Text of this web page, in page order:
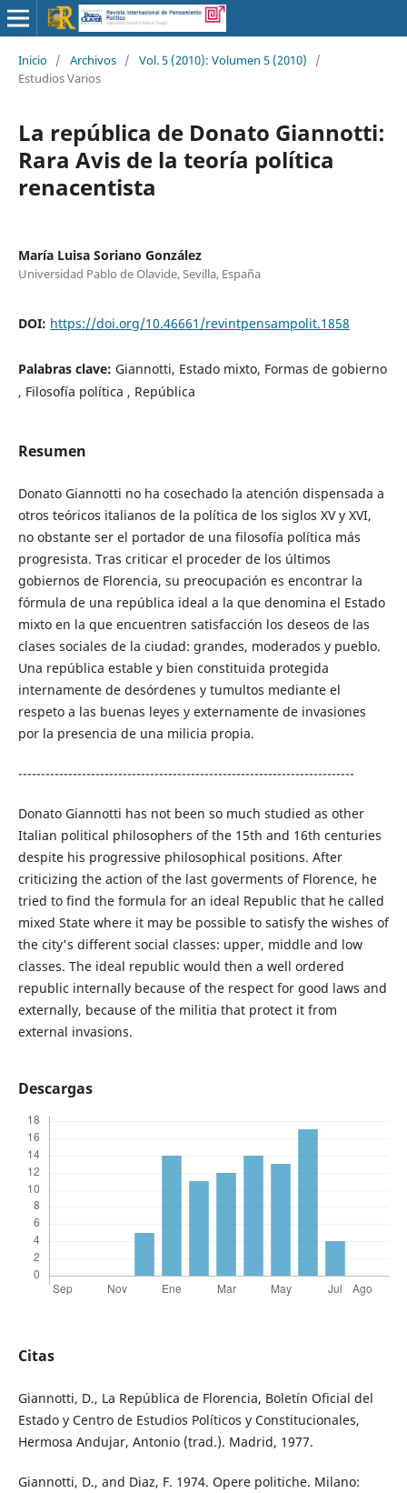
Inicio / Archivos / Vol. 5 (2010): Volumen 5 (2010)
/
Estudios Varios
La república de Donato Giannotti:
Rara Avis de la teoría política
renacentista
María Luisa Soriano González
Universidad Pablo de Olavide, Sevilla, España
DOI: https://doi.org/10.46661/revintpensampolit.1858
Palabras clave: Giannotti, Estado mixto, Formas de gobierno
, Filosofía política , República
Resumen
Donato Giannotti no ha cosechado la atención dispensada a
otros teóricos italianos de la política de los siglos XV y XVI,
no obstante ser el portador de una filosofía política más
progresista. Tras criticar el proceder de los últimos
gobiernos de Florencia, su preocupación es encontrar la
fórmula de una república ideal a la que denomina el Estado
mixto en la que encuentren satisfacción los deseos de las
clases sociales de la ciudad: grandes, moderados y pueblo.
Una república estable y bien constituida protegida
internamente de desórdenes y tumultos mediante el
respeto a las buenas leyes y externamente de invasiones
por la presencia de una milicia propia.
--------------------------------------------------------------------------
Donato Giannotti has not been so much studied as other
Italian political philosophers of the 15th and 16th centuries
despite his progressive philosophical positions. After
criticizing the action of the last goverments of Florence, he
tried to find the formula for an ideal Republic that he called
mixed State where it may be possible to satisfy the wishes of
the city's different social classes: upper, middle and low
classes. The ideal republic would then a well ordered
republic internally because of the respect for good laws and
externally, because of the militia that protect it from
external invasions.
Descargas
Citas
Giannotti, D., La República de Florencia, Boletín Oficial del
Estado y Centro de Estudios Políticos y Constitucionales,
Hermosa Andujar, Antonio (trad.). Madrid, 1977.
Giannotti, D., and Diaz, F. 1974. Opere politiche. Milano: